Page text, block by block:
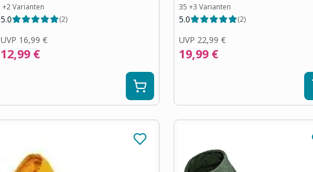
+2Varianten
5.0 (2)
UVP 16,99 €
12,99 €
35 +3 Varianten
5.0 (2)
UVP 22,99 €
19,99 €